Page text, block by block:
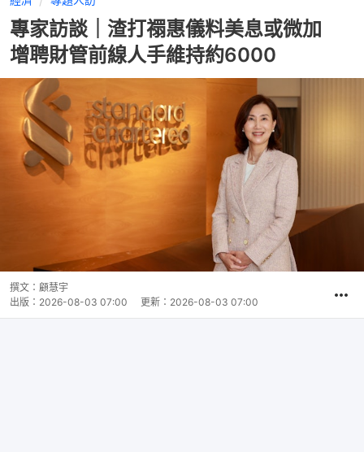
專家訪談｜渣打禤惠儀料美息或微加
增聘財管前線人手維持約6000
撰文： 顧慧宇
出版： 2026-08-03 07:00 更新： 2026-08-03 07:00